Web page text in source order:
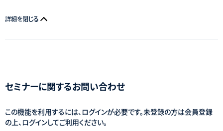
詳細を閉じる
セミナーに関するお問い合わせ
この機能を利用するには、ログインが必要です。未登録の方は会員登録
の上、ログインしてご利用ください。